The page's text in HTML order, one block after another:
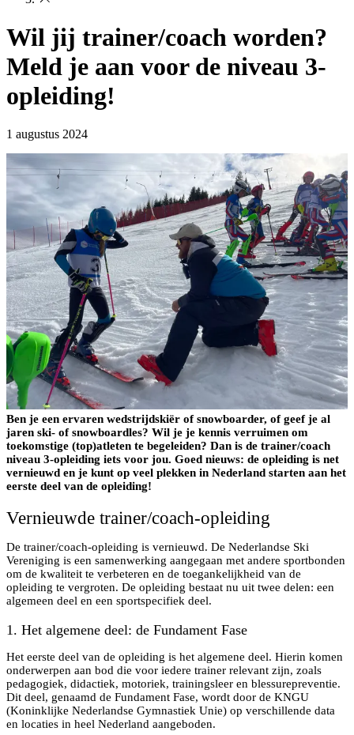
Wil jij trainer/coach worden?
Meld je aan voor de niveau 3-
opleiding!
1 augustus 2024
Ben je een ervaren wedstrijdskiër of snowboarder, of geef je al
jaren ski- of snowboardles? Wil je je kennis verruimen om
toekomstige (top)atleten te begeleiden? Dan is de trainer/coach
niveau 3-opleiding iets voor jou. Goed nieuws: de opleiding is net
vernieuwd en je kunt op veel plekken in Nederland starten aan het
eerste deel van de opleiding!
Vernieuwde trainer/coach-opleiding
De trainer/coach-opleiding is vernieuwd. De Nederlandse Ski
Vereniging is een samenwerking aangegaan met andere sportbonden
om de kwaliteit te verbeteren en de toegankelijkheid van de
opleiding te vergroten. De opleiding bestaat nu uit twee delen: een
algemeen deel en een sportspecifiek deel.
1. Het algemene deel: de Fundament Fase
Het eerste deel van de opleiding is het algemene deel. Hierin komen
onderwerpen aan bod die voor iedere trainer relevant zijn, zoals
pedagogiek, didactiek, motoriek, trainingsleer en blessurepreventie.
Dit deel, genaamd de Fundament Fase, wordt door de KNGU
(Koninklijke Nederlandse Gymnastiek Unie) op verschillende data
en locaties in heel Nederland aangeboden.